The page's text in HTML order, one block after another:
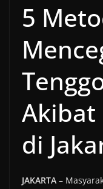
5
Akibat
di
JAKARTA –